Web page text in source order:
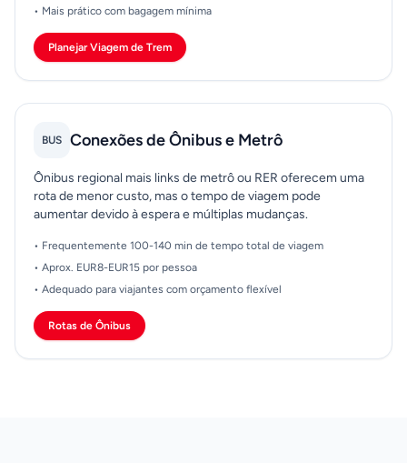
• Mais prático com bagagem mínima
Planejar Viagem de Trem
BUS Conexões de Ônibus e Metrô
Ônibus regional mais links de metrô ou RER oferecem uma
rota de menor custo, mas o tempo de viagem pode
aumentar devido à espera e múltiplas mudanças.
• Frequentemente 100-140 min de tempo total de viagem
• Aprox. EUR8-EUR15 por pessoa
• Adequado para viajantes com orçamento flexível
Rotas de Ônibus